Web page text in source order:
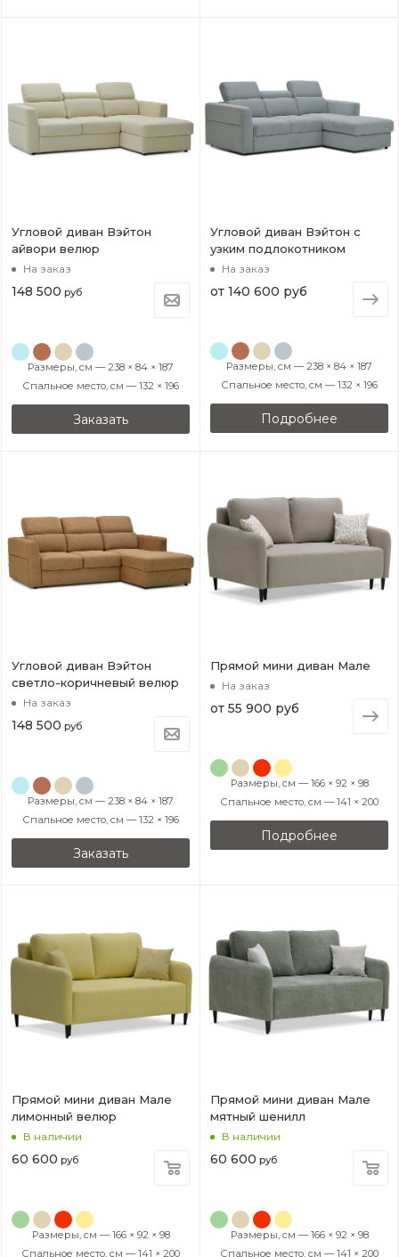
Угловой диван Вэйтон
айвори велюр
На заказ
148 500 руб
Размеры, см — 238 × 84 × 187
Спальное место, см — 132 × 196
Заказать
Угловой диван Вэйтон с
узким подлокотником
На заказ
от 140 600 руб
Размеры, см — 238 × 84 × 187
Спальное место, см — 132 × 196
Подробнее
Угловой диван Вэйтон
светло-коричневый велюр
На заказ
148 500 руб
Размеры, см — 238 × 84 × 187
Спальное место, см — 132 × 196
Заказать
Прямой мини диван Мале
На заказ
от 55 900 руб
Размеры, см — 166 × 92 × 98
Спальное место, см — 141 × 200
Подробнее
Прямой мини диван Мале
лимонный велюр
В наличии
60 600 руб
Размеры, см — 166 × 92 × 98
Спальное место, см — 141 × 200
Прямой мини диван Мале
мятный шенилл
В наличии
60 600 руб
Размеры, см — 166 × 92 × 98
Спальное место, см — 141 × 200